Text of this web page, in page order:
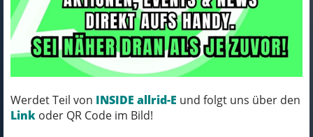
Werdet Teil von INSIDE allrid-E und folgt uns über den
Link oder QR Code im Bild!
04392/400910
info@allrid-e.de